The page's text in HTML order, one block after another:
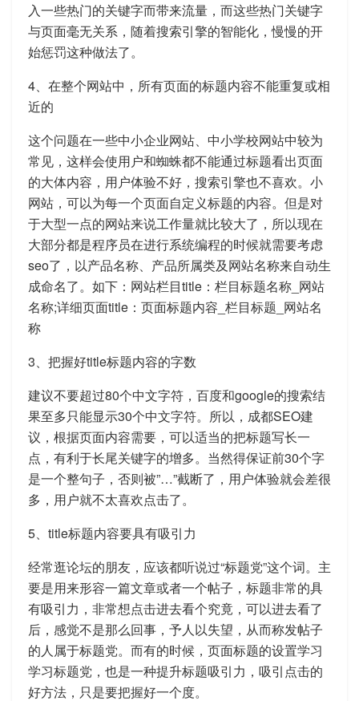
入一些热门的关键字而带来流量，而这些热门关键字
与页面毫无关系，随着搜索引擎的智能化，慢慢的开
始惩罚这种做法了。
4、在整个网站中，所有页面的标题内容不能重复或相
近的
这个问题在一些中小企业网站、中小学校网站中较为
常见，这样会使用户和蜘蛛都不能通过标题看出页面
的大体内容，用户体验不好，搜索引擎也不喜欢。小
网站，可以为每一个页面自定义标题的内容。但是对
于大型一点的网站来说工作量就比较大了，所以现在
大部分都是程序员在进行系统编程的时候就需要考虑
seo了，以产品名称、产品所属类及网站名称来自动生
成命名了。如下：网站栏目title：栏目标题名称_网站
名称;详细页面title：页面标题内容_栏目标题_网站名
称
3、把握好title标题内容的字数
建议不要超过80个中文字符，百度和google的搜索结
果至多只能显示30个中文字符。所以，成都SEO建
议，根据页面内容需要，可以适当的把标题写长一
点，有利于长尾关键字的增多。当然得保证前30个字
是一个整句子，否则被”…”截断了，用户体验就会差很
多，用户就不太喜欢点击了。
5、title标题内容要具有吸引力
经常逛论坛的朋友，应该都听说过“标题党”这个词。主
要是用来形容一篇文章或者一个帖子，标题非常的具
有吸引力，非常想点击进去看个究竟，可以进去看了
后，感觉不是那么回事，予人以失望，从而称发帖子
的人属于标题党。而有的时候，页面标题的设置学习
学习标题党，也是一种提升标题吸引力，吸引点击的
好方法，只是要把握好一个度。